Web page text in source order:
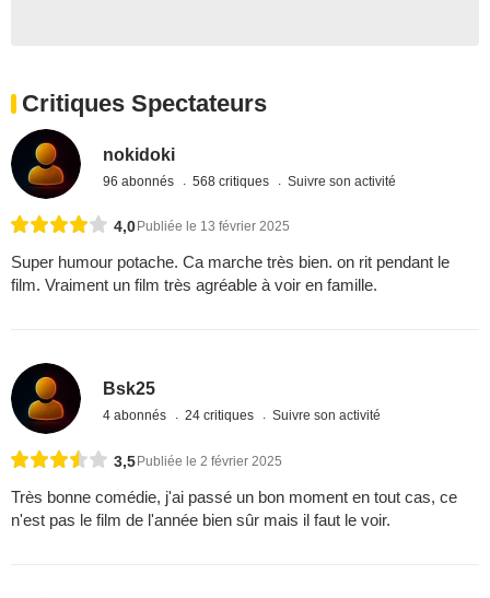
Critiques Spectateurs
nokidoki
96 abonnés 568 critiques Suivre son activité
4,0 Publiée le 13 février 2025
Super humour potache. Ca marche très bien. on rit pendant le
film. Vraiment un film très agréable à voir en famille.
Bsk25
4 abonnés 24 critiques Suivre son activité
3,5Publiée le 2 février 2025
Très bonne comédie, j'ai passé un bon moment en tout cas, ce
n'est pas le film de l'année bien sûr mais il faut le voir.